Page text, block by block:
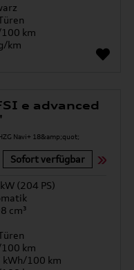
km
km
e advanced
Sofort verfügbar
(204 PS)
cm³
km
kWh/100 km